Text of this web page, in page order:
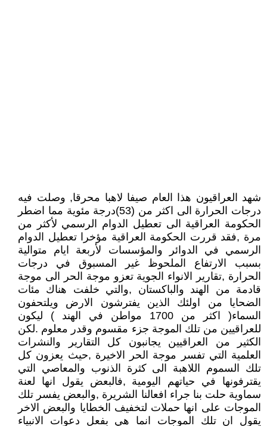
شهد العراقيون هذا العام صيفا لاهبا محرقا, وصلت فيه
درجات الحرارة الى اكثر من (53)درجة مئوية مما اضطر
الحكومة العراقية الى تعطيل الدوام الرسمي لأكثر من
مرة ,فقد قررت الحكومة العراقية مؤخرا تعطيل الدوام
الرسمي في الدوائر والمؤسسات لأربعة ايام متوالية
بسبب الارتفاع الملحوظ غير المسبوق في درجات
الحرارة ,تقارير الانواء الجوية تعزو موجة الحر الى موجة
قادمة من الهند والباكستان ,والتي خلفت هناك مئات
الضحايا من اولئك الذين يفترشون الارض ويلتحفون
السماء( اكثر من 1700 مواطن في الهند ) ليكون
للعراقيين من تلك الموجة جزء مقسوم وقدر معلوم .لكن
الكثير من العراقيين يجانبون كل التقارير والنشرات
العلمية التي تفسر موجة الحر الاخيرة ,حيث يعزون كل
تلك السموم اللاهبة الى كثرة الذنوب والمعاصي التي
يقترفونها في حياتهم اليومية ,فالبعض يقول انها لعنة
سماوية حلت بنا جراء افعالنا الشريرة ,والبعض يفسر تلك
الموجات على انها حملات لتخفيف الخطايا والبعض الاخر
يقول ان تلك الموجات انما هي بفعل دعوات الانبياء